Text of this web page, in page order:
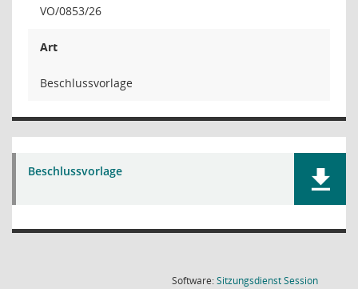
VO/0853/26
Art
Beschlussvorlage
Beschlussvorlage
Software:SitzungsdienstSession(Wird in